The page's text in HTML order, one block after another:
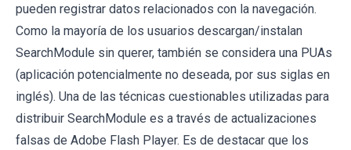
pueden registrar datos relacionados con la navegación.
Como la mayoría de los usuarios descargan/instalan
SearchModule sin querer, también se considera una PUAs
(aplicación potencialmente no deseada, por sus siglas en
inglés). Una de las técnicas cuestionables utilizadas para
distribuir SearchModule es a través de actualizaciones
falsas de Adobe Flash Player. Es de destacar que los